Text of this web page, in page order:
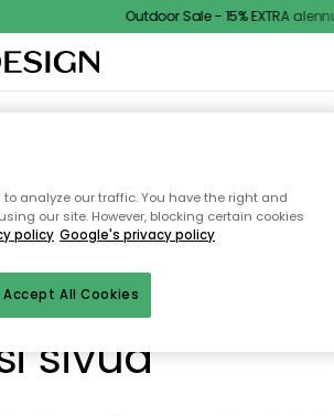
Outdoor Sale - 15% EXTRA
SÄILYTYSULKOKALUSTEET
löydä
sivua
analyze our traffic. You have the right and
our site. However, blocking certain cookies
policy Google's privacy policy
Accept All Cookies